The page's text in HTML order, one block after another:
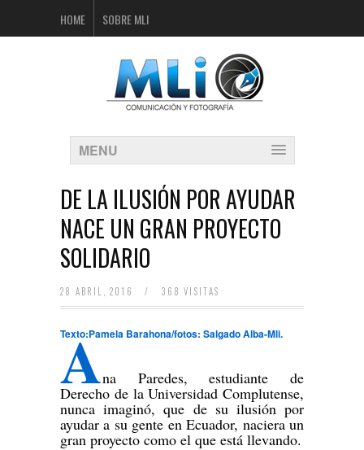
HOME SOBRE MLI
MENU
DE LA ILUSIÓN POR AYUDAR
NACE UN GRAN PROYECTO
SOLIDARIO
28 ABRIL, 2016 / 368 VISITAS
Texto:Pamela Barahona/fotos: Salgado Alba-Mli.
Ana Paredes, estudiante de
Derecho de la Universidad Complutense,
nunca imaginó, que de su ilusión por
ayudar a su gente en Ecuador, naciera un
gran proyecto como el que está llevando.